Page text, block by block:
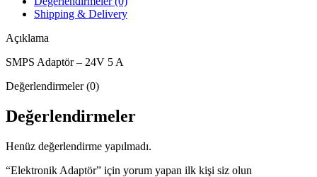
Shipping & Delivery
Açıklama
SMPS Adaptör – 24V 5 A
Değerlendirmeler (0)
Değerlendirmeler
Henüz değerlendirme yapılmadı.
“Elektronik Adaptör” için yorum yapan ilk kişi siz olun